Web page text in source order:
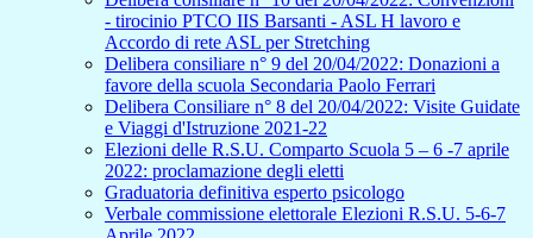
- tirocinio PTCO IIS Barsanti - ASL H lavoro e
Accordo di rete ASL per Stretching
Delibera consiliare n° 9 del 20/04/2022: Donazioni a
favore della scuola Secondaria Paolo Ferrari
Delibera Consiliare n° 8 del 20/04/2022: Visite Guidate
e Viaggi d'Istruzione 2021-22
Elezioni delle R.S.U. Comparto Scuola 5 – 6 -7 aprile
2022: proclamazione degli eletti
Graduatoria definitiva esperto psicologo
Verbale commissione elettorale Elezioni R.S.U. 5-6-7